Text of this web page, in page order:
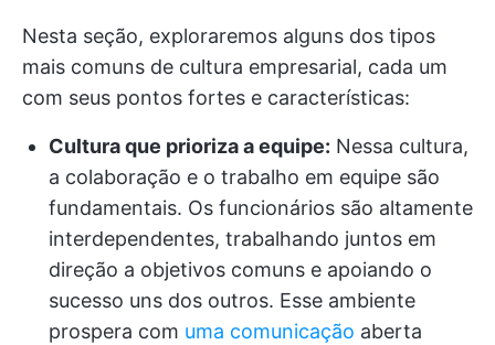
Nesta seção, exploraremos alguns dos tipos
mais comuns de cultura empresarial, cada um
com seus pontos fortes e características:
Cultura que prioriza a equipe: Nessa cultura,
a colaboração e o trabalho em equipe são
fundamentais. Os funcionários são altamente
interdependentes, trabalhando juntos em
direção a objetivos comuns e apoiando o
sucesso uns dos outros. Esse ambiente
prospera com uma comunicação aberta